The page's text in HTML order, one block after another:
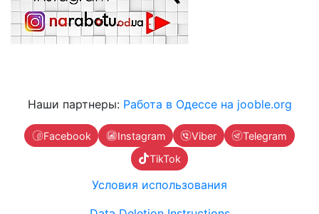
Наши партнеры: Работа в Одессе на jooble.org
Facebook Instagram Viber
Telegram
TikTok
Условия использования